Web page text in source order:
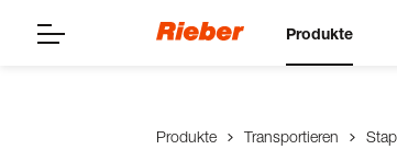
Produkte
Produkte Transportieren